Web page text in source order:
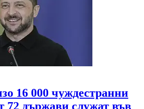
16 000 чуждестранни
72 държави служат във